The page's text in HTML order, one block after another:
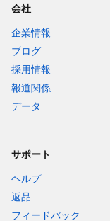
会社
企業情報
ブログ
採用情報
報道関係
データ
サポート
ヘルプ
返品
フィードバック